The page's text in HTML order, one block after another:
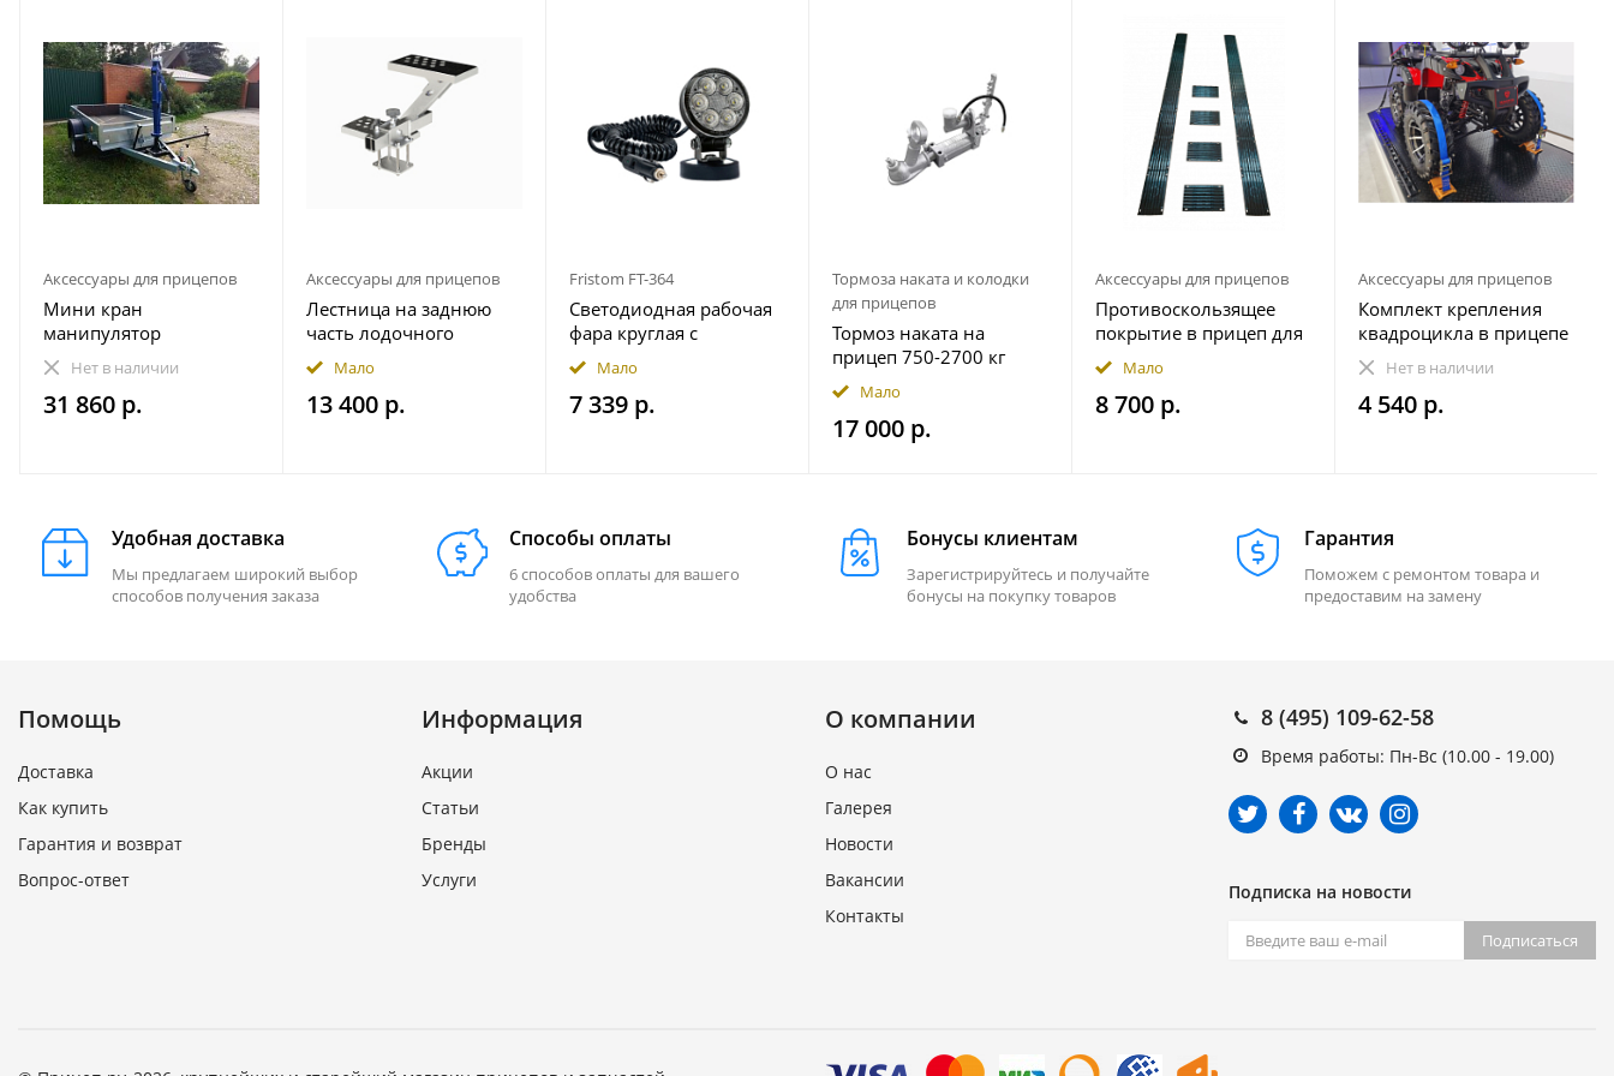
Аксессуары для прицепов
Мини кран
манипулятор
гидравлический прицеп
1000 кг пикап
Нет в наличии
31 860 р.
Аксессуары для прицепов
Лестница на заднюю
часть лодочного
прицепа
490.230.000.000-01
Практик (правая - по
Мало
13 400 р.
Fristom FT-364
Светодиодная рабочая
фара круглая с
широким световым
потоком мощность
2500 лм на магнитном
Мало
7 339 р.
Тормоза наката и колодки
для прицепов
Тормоз наката на
прицеп 750-2700 кг
гидравлический
Мало
17 000 р.
Аксессуары для прицепов
Противоскользящее
покрытие в прицеп для
снегохода ПРЕМИУМ
комплект 20 элементов
Мало
8 700 р.
Аксессуары для прицепов
Комплект крепления
квадроцикла в прицепе
(на 1 колесо)
Нет в наличии
4 540 р.
Удобная доставка
Мы предлагаем широкий выбор
способов получения заказа
Способы оплаты
6 способов оплаты для вашего
удобства
Бонусы клиентам
Зарегистрируйтесь и получайте
бонусы на покупку товаров
Гарантия
Поможем с ремонтом товара и
предоставим на замену
Помощь
Доставка
Как купить
Гарантия и возврат
Вопрос-ответ
Информация
Акции
Статьи
Бренды
Услуги
О компании
О нас
Галерея
Новости
Вакансии
Контакты
8 (495) 109-62-58
Время работы: Пн-Вс (10.00 - 19.00)
Подписка на новости
Подписаться